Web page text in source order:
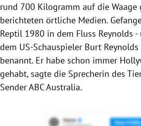
rund 700 Kilogramm auf die Waage
berichteten örtliche Medien.
Reptil 1980 in dem Fluss Reynolds
dem US-Schauspieler Burt
benannt. Er habe schon immer
gehabt, sagte die Sprecherin des
Sender ABC Australia.